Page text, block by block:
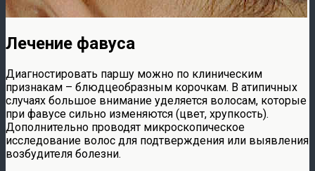
Лечение фавуса
Диагностировать паршу можно по клиническим
признакам – блюдцеобразным корочкам. В атипичных
случаях большое внимание уделяется волосам, которые
при фавусе сильно изменяются (цвет, хрупкость).
Дополнительно проводят микроскопическое
исследование волос для подтверждения или выявления
возбудителя болезни.